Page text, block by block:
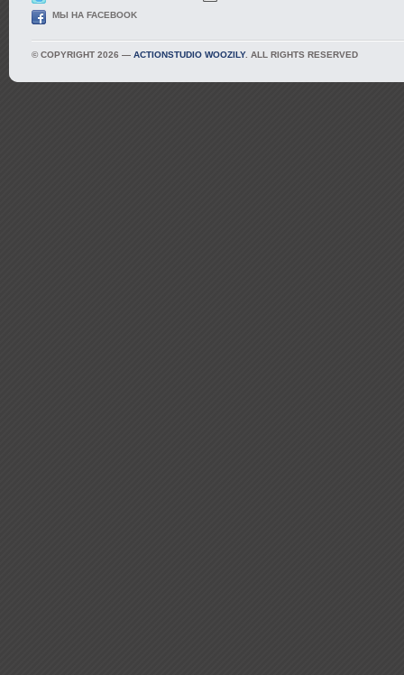
МЫ НА FACEBOOK
© COPYRIGHT 2026 — ACTIONSTUDIO WOOZILY. ALL RIGHTS RESERVED